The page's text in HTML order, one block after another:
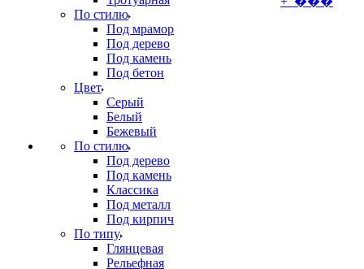
По стилю
Под мрамор
Под дерево
Под камень
Под бетон
Цвет
Серый
Белый
Бежевый
По стилю
Под дерево
Под камень
Классика
Под металл
Под кирпич
По типу
Глянцевая
Рельефная